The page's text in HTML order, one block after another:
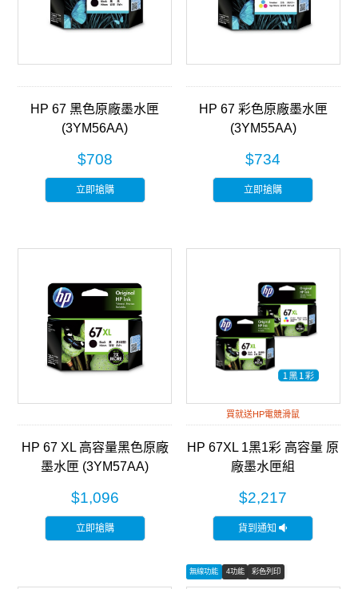
HP 67 黑色原廠墨水匣
(3YM56AA)
$708
立即搶購
HP 67 彩色原廠墨水匣
(3YM55AA)
$734
立即搶購
HP 67 XL 高容量黑色原廠
墨水匣 (3YM57AA)
$1,096
立即搶購
買就送HP電競滑鼠
HP 67XL 1黑1彩 高容量 原
廠墨水匣組
$2,217
貨到通知
無線功能 4功能 彩色列印